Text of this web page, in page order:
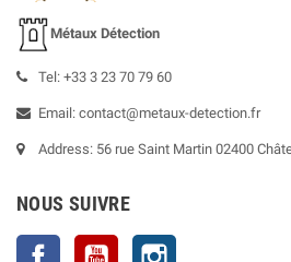
Métaux Détection
Tel: +33 3 23 70 79 60
Email: contact@metaux-detection.fr
Address: 56 rue Saint Martin 02400
NOUS SUIVRE
Facebook YouTube